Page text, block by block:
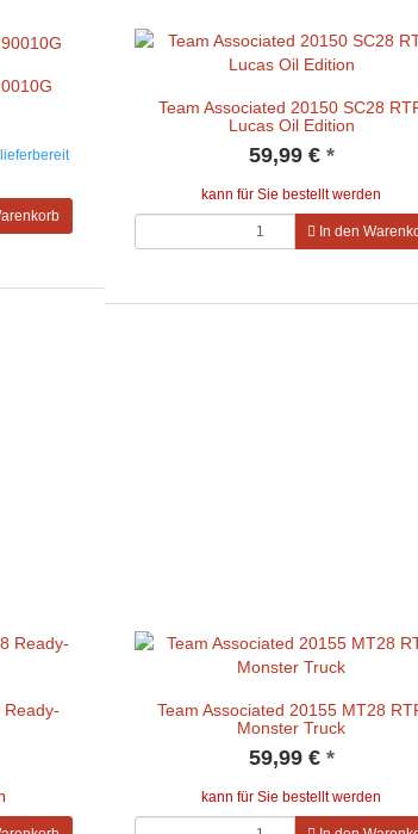
Team Associated 20150 SC28
Lucas Oil Edition
59,99 € *
kann für Sie bestellt werden
In den
Ready-
Team Associated 20155 MT28
Monster Truck
59,99 € *
kann für Sie bestellt werden